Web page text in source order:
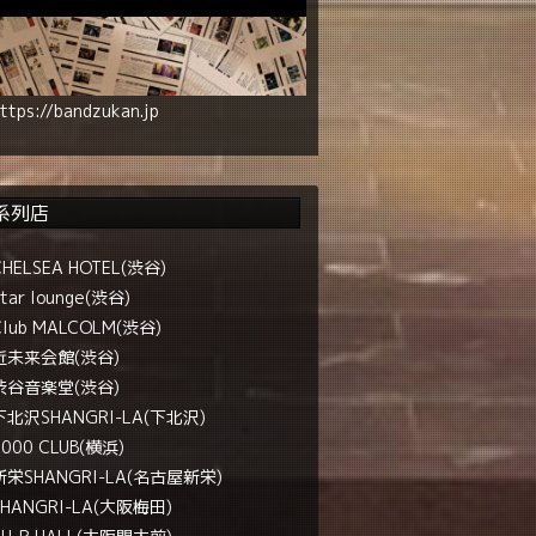
bandzukan.jp
列店
HOTEL(渋谷)
lounge(渋谷)
MALCOLM(渋谷)
未来会館(渋谷)
谷音楽堂(渋谷)
北沢SHANGRI-LA(下北沢)
CLUB(横浜)
栄SHANGRI-LA(名古屋新栄)
LA(大阪梅田)